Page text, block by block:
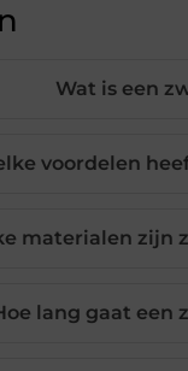
Wat is een
voordelen
materialen zijn
lang gaat een